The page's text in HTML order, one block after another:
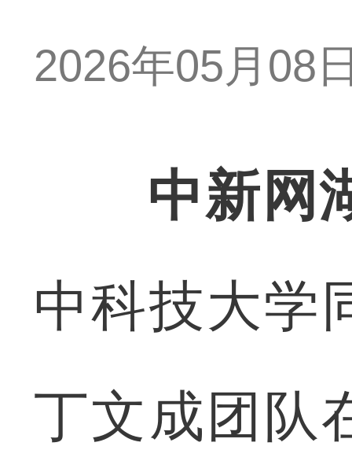
2026年05月08
中新网
中科技大学
丁文成团队